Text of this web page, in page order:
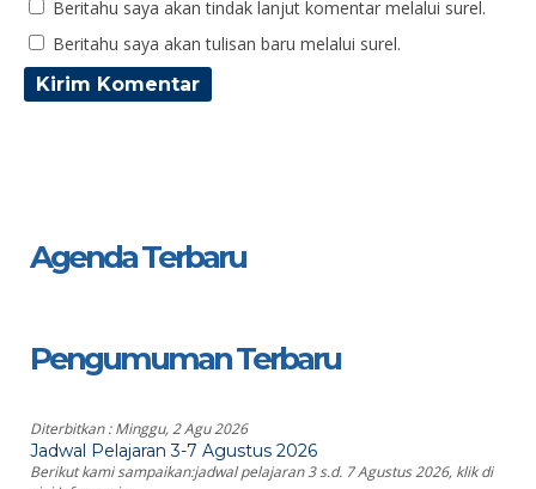
Beritahu saya akan tindak lanjut komentar melalui surel.
Beritahu saya akan tulisan baru melalui surel.
Agenda Terbaru
Pengumuman Terbaru
Diterbitkan :Minggu, 2 Agu 2026
Jadwal Pelajaran 3-7 Agustus 2026
Berikut kami sampaikan:jadwal pelajaran 3 s.d. 7 Agustus 2026, klik di